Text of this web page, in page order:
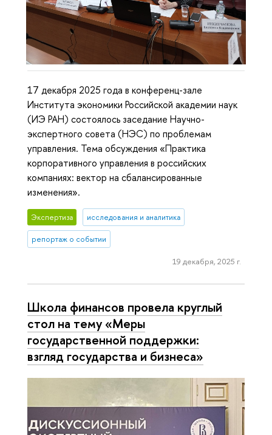
17 декабря 2025 года в конференц-зале
Института экономики Российской академии наук
(ИЭ РАН) состоялось заседание Научно-
экспертного совета (НЭС) по проблемам
управления. Тема обсуждения «Практика
корпоративного управления в российских
компаниях: вектор на сбалансированные
изменения».
Экспертиза исследования и аналитика
репортаж о событии
19 декабря, 2025 г.
Школа финансов провела круглый
стол на тему «Меры
государственной поддержки:
взгляд государства и бизнеса»